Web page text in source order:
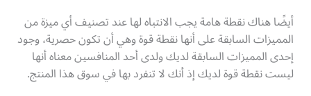
أيضًا هناك نقطة هامة يجب الانتباه لها عند تصنيف أي ميزة من
المميزات السابقة على أنها نقطة قوة وهي أن تكون حصرية، وجود
إحدى المميزات السابقة لديك ولدى أحد المنافسين معناه أنها
ليست نقطة قوة لديك إذ أنك لا تنفرد بها في سوق هذا المنتج.